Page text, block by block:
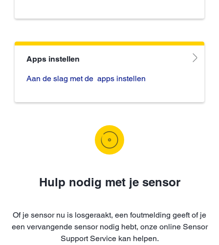
Apps instellen
Aan de slag met de apps instellen
Hulp nodig met je sensor
Of je sensor nu is losgeraakt, een foutmelding geeft of je
een vervangende sensor nodig hebt, onze online Sensor
Support Service kan helpen.